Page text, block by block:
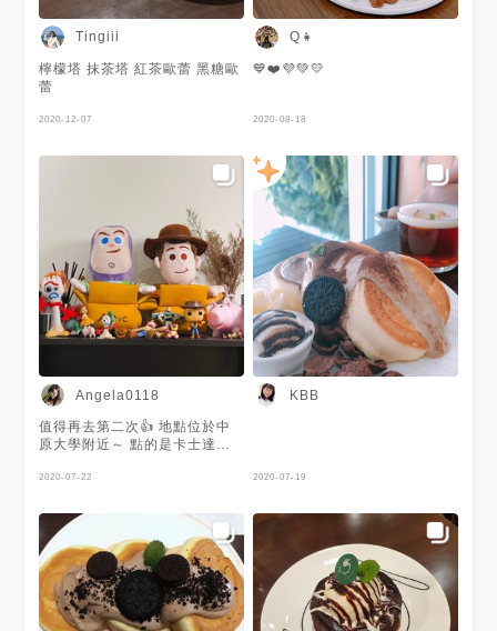
Tingiii
檸檬塔 抹茶塔 紅茶歐蕾 黑糖歐
蕾
2020-12-07
Q👧
💙❤️💜💚💛
2020-08-18
Angela0118
值得再去第二次👍 地點位於中
原大學附近～ 點的是卡士達芙
工現做要等約半小時左右 舒芙
達醬不會太甜～
2020-07-22
KBB
2020-07-19